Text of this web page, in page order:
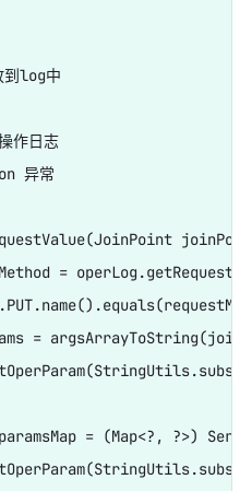
到log中
作日志
异常
=
=
= (Map<?, ?>)